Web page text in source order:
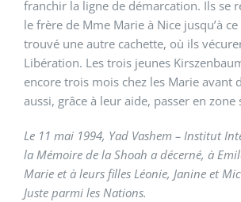
franchir la ligne de démarcation. Ils se
le frère de Mme Marie à Nice jusqu’à ce
trouvé une autre cachette, où ils
Libération. Les trois jeunes
encore trois mois chez les Marie avant
aussi, grâce à leur aide, passer en zone
Le 11 mai 1994, Yad Vashem – Institut
la Mémoire de la Shoah a décerné, à
Marie et à leurs filles Léonie, Janine et
Juste parmi les Nations.